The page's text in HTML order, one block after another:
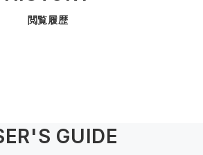
閲覧履歴
GUIDE